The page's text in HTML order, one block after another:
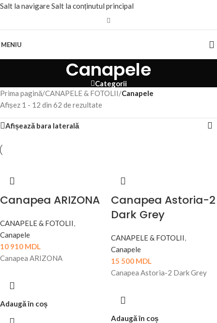
Salt la navigareSalt la conținutul principal
MENIU
Canapele
Categorii
Prima pagină/CANAPELE & FOTOLII/Canapele
Afișez 1 - 12 din 62 de rezultate
Afișează bara laterală
Canapea ARIZONA
CANAPELE & FOTOLII,
Canapele
10 910 MDL
Canapea ARIZONA
Adaugă în coș
Canapea Astoria-2
Dark Grey
CANAPELE & FOTOLII,
Canapele
15 500 MDL
Canapea Astoria-2 Dark Grey
Adaugă în coș